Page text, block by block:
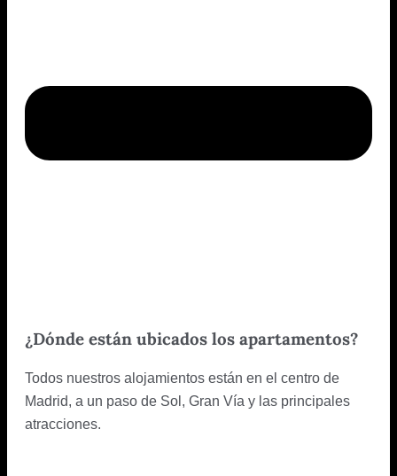
¿Dónde están ubicados los apartamentos?
Todos nuestros alojamientos están en el centro de
Madrid, a un paso de Sol, Gran Vía y las principales
atracciones.